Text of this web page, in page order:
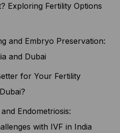
Exploring Fertility Options
and Embryo Preservation:
and Dubai
for Your Fertility
Endometriosis:
with IVF in India